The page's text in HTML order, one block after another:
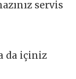
servis
da içiniz